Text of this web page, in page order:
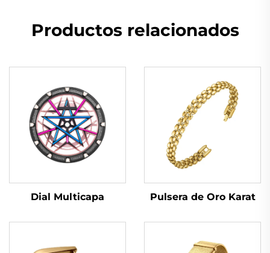
Productos relacionados
Dial Multicapa Pulsera de Oro Karat